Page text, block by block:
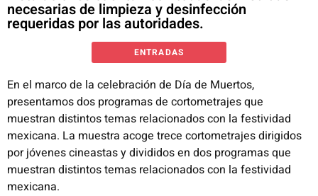
necesarias de limpieza y desinfección
requeridas por las autoridades.
ENTRADAS
En el marco de la celebración de Día de Muertos,
presentamos dos programas de cortometrajes que
muestran distintos temas relacionados con la festividad
mexicana. La muestra acoge trece cortometrajes dirigidos
por jóvenes cineastas y divididos en dos programas que
muestran distintos temas relacionados con la festividad
mexicana.